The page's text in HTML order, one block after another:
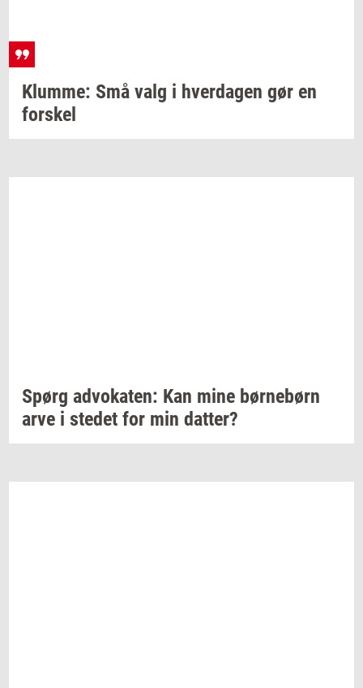
Klum­me: Små valg i hver­da­gen gør en
for­skel
Spørg ad­vo­ka­ten: Kan mine bør­ne­børn
arve i ste­det for min dat­ter?